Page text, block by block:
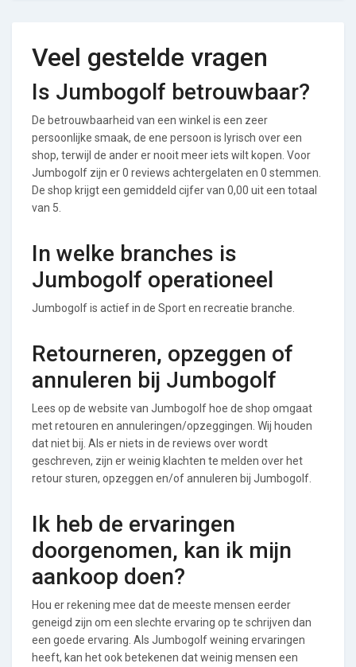
Veel gestelde vragen
Is Jumbogolf betrouwbaar?
De betrouwbaarheid van een winkel is een zeer
persoonlijke smaak, de ene persoon is lyrisch over een
shop, terwijl de ander er nooit meer iets wilt kopen. Voor
Jumbogolf zijn er 0 reviews achtergelaten en 0 stemmen.
De shop krijgt een gemiddeld cijfer van 0,00 uit een totaal
van 5.
In welke branches is
Jumbogolf operationeel
Jumbogolf is actief in de Sport en recreatie branche.
Retourneren, opzeggen of
annuleren bij Jumbogolf
Lees op de website van Jumbogolf hoe de shop omgaat
met retouren en annuleringen/opzeggingen. Wij houden
dat niet bij. Als er niets in de reviews over wordt
geschreven, zijn er weinig klachten te melden over het
retour sturen, opzeggen en/of annuleren bij Jumbogolf.
Ik heb de ervaringen
doorgenomen, kan ik mijn
aankoop doen?
Hou er rekening mee dat de meeste mensen eerder
geneigd zijn om een slechte ervaring op te schrijven dan
een goede ervaring. Als Jumbogolf weining ervaringen
heeft, kan het ook betekenen dat weinig mensen een